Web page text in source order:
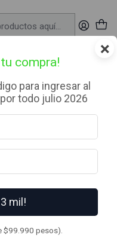
×
compra!
para ingresar al
todo julio 2026
mil!
$99.990 pesos).
RM el mismo día🔥Compra